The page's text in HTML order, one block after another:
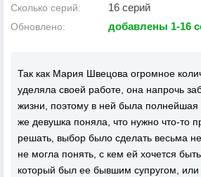
Сколько серий: 16 серий
Обновлено: добавлены 1-16
Так как Мария Швецова огромное
уделяла своей работе, она напрочь
жизни, поэтому в ней была полнейшая
же девушка поняла, что нужно что-то
решать, выбор было сделать весьма
не могла понять, с кем ей хочется
который был ее бывшим супругом, или